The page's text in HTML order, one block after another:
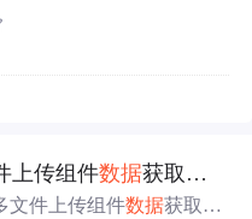
上传组件数据获取 问题
文件上传组件数据获取 问